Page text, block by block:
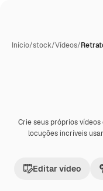
Início/stock/Vídeos/
Crie seus próprios vídeos
locuções incríveis
Editar vídeo